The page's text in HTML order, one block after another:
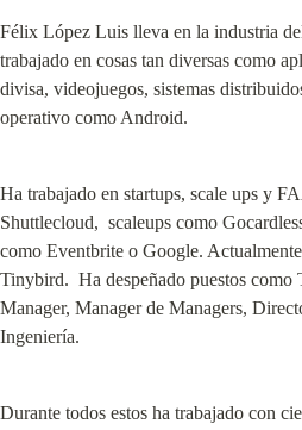
Félix López Luis lleva en la industria
trabajado en cosas tan diversas como
divisa, videojuegos, sistemas
operativo como Android.
Ha trabajado en startups, scale ups y
Shuttlecloud,  scaleups como
como Eventbrite o Google.
Tinybird.  Ha despeñado puestos como
Manager, Manager de Managers,
Ingeniería.
Durante todos estos ha trabajado con